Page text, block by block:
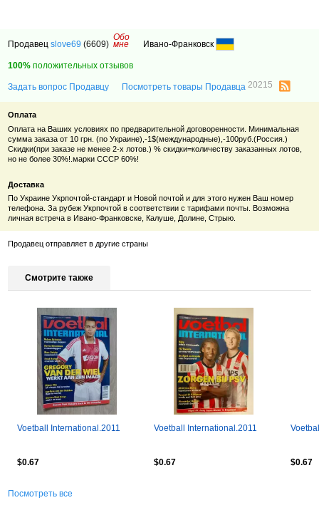
Продавецslove69 (6609)
Обо
мне Ивано-Франковск
100% положительных отзывов
Задать вопрос Продавцу Посмотреть товары Продавца20215
Оплата
Оплата на Ваших условиях по предварительной договоренности. Минимальная
сумма заказа от 10 грн. (по Украине),-1$(международные),-100руб.(Россия.)
Скидки(при заказе не менее 2-х лотов.) % скидки=количеству заказанных лотов,
но не более 30%!.марки СССР 60%!
Доставка
По Украине Укрпочтой-стандарт и Новой почтой и для этого нужен Ваш номер
телефона. За рубеж Укрпочтой в соответствии с тарифами почты. Возможна
личная встреча в Ивано-Франковске, Калуше, Долине, Стрыю.
Продавец отправляет в другие страны
Смотрите также
Voetball International.2011
$0.67
Voetball International.2011
$0.67 $0.67
Посмотреть все